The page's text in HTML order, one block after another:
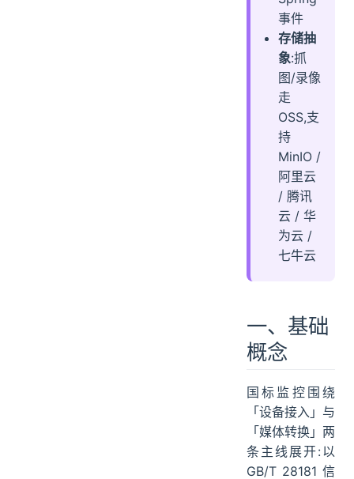
事件
存储抽
象:抓
图/录像
走
OSS,支
持
MinIO /
阿里云
/ 腾讯
云 / 华
为云 /
七牛云
一、基础
概念
国标监控围绕
「设备接入」与
「媒体转换」两
条主线展开:以
GB/T 28181 信